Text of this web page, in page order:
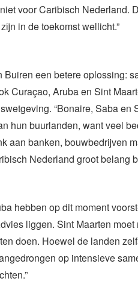
voor Caribisch Nederland.
in de toekomst wellicht.”
Buiren een betere oplossing:
Curaçao, Aruba en Sint
“Bonaire, Saba en
hun buurlanden, want veel
aan banken, bouwbedrijven
Nederland groot belang
hebben op dit moment
liggen. Sint Maarten
doen. Hoewel de landen
op intensieve